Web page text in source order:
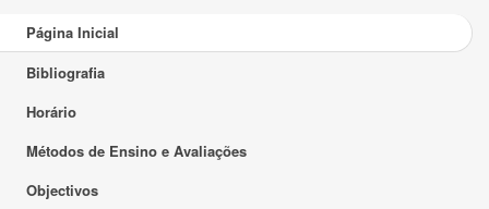
Página Inicial
Bibliografia
Horário
Métodos de Ensino e Avaliações
Objectivos